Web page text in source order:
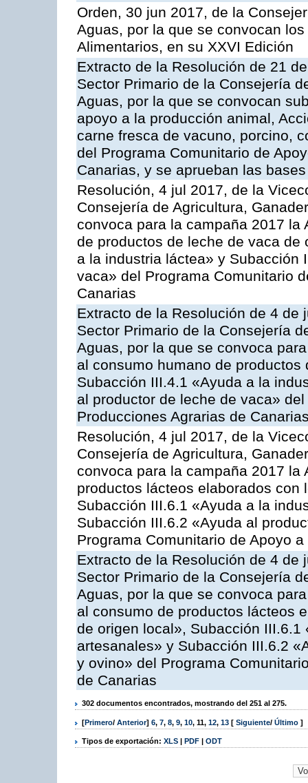
Orden, 30 jun 2017, de la
Aguas, por la que se convocan
Alimentarios, en su XXVI Edición
Extracto de la Resolución de 21
Sector Primario de la Consejería
Aguas, por la que se convocan
apoyo a la producción animal,
carne fresca de vacuno, porcino,
del Programa Comunitario de
Canarias, y se aprueban las
Resolución, 4 jul 2017, de la
Consejería de Agricultura,
convoca para la campaña 2017
de productos de leche de vaca
a la industria láctea» y Subacción
vaca» del Programa Comunitario
Canarias
Extracto de la Resolución de 4
Sector Primario de la Consejería
Aguas, por la que se convoca
al consumo humano de
Subacción III.4.1 «Ayuda a la
al productor de leche de vaca»
Producciones Agrarias de
Resolución, 4 jul 2017, de la
Consejería de Agricultura,
convoca para la campaña 2017
productos lácteos elaborados
Subacción III.6.1 «Ayuda a la
Subacción III.6.2 «Ayuda al
Programa Comunitario de Apoyo
Extracto de la Resolución de 4
Sector Primario de la Consejería
Aguas, por la que se convoca
al consumo de productos lácteos
de origen local», Subacción
artesanales» y Subacción III.6.2
y ovino» del Programa
de Canarias
302 documentos encontrados, mostrando del 251 al 275.
[Primero/ Anterior] 6, 7, 8, 9, 10, 11, 12, 13 [ Siguiente/ Último ]
Tipos de exportación: XLS | PDF | ODT